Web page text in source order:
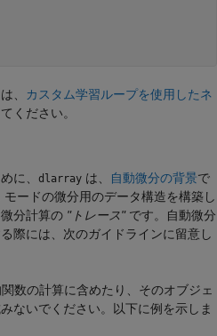
、
カスタム学習ループを使用したネ
ください。
に、 dlarray は、 自動微分の背景で
ードの微分用のデータ構造を構築し
分計算の "トレース"です。自動微分
際には、次のガイドラインに留意し
関数の計算に含めたり、そのオブジェ
ないでください。以下に例を示しま